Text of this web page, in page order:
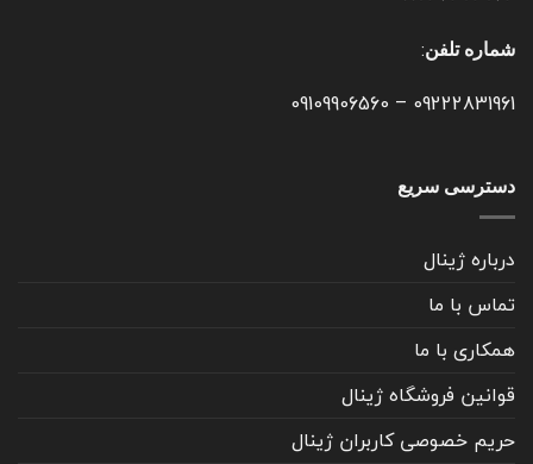
شماره تلفن:
09222831961
–
09109906560
دسترسی سریع
درباره ژینال
تماس با ما
همکاری با ما
قوانین فروشگاه ژینال
حریم خصوصی کاربران ژینال